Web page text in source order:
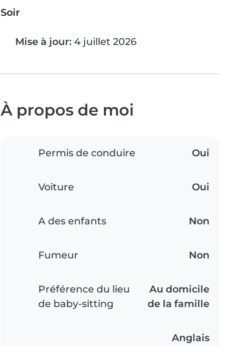
Soir
Mise à jour: 4 juillet 2026
À propos de moi
Permis de conduire Oui
Voiture Oui
A des enfants Non
Fumeur Non
Préférence du lieu
de baby-sitting
Au domicile
de la famille
Anglais